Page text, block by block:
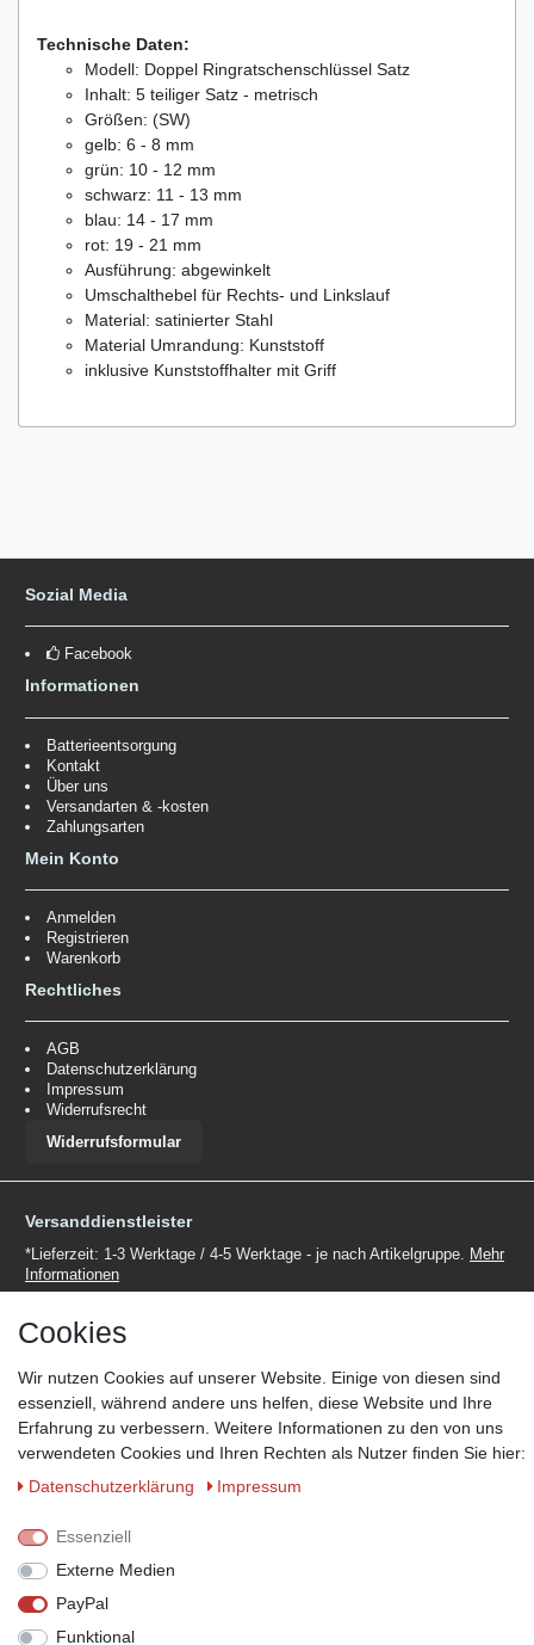
Technische Daten:
Modell: Doppel Ringratschenschlüssel Satz
Inhalt: 5 teiliger Satz - metrisch
Größen: (SW)
gelb: 6 - 8 mm
grün: 10 - 12 mm
schwarz: 11 - 13 mm
blau: 14 - 17 mm
rot: 19 - 21 mm
Ausführung: abgewinkelt
Umschalthebel für Rechts- und Linkslauf
Material: satinierter Stahl
Material Umrandung: Kunststoff
inklusive Kunststoffhalter mit Griff
Sozial Media
Facebook
Informationen
Batterieentsorgung
Kontakt
Über uns
Versandarten & -kosten
Zahlungsarten
Mein Konto
Anmelden
Registrieren
Warenkorb
Rechtliches
AGB
Datenschutzerklärung
Impressum
Widerrufsrecht
Widerrufsformular
Versanddienstleister
*Lieferzeit: 1-3 Werktage / 4-5 Werktage - je nach Artikelgruppe. Mehr
Informationen
Zahlungsmöglichkeiten
Wir behalten uns das Recht vor im Einzelfall bestimmte
Zahlungsarten auszuschließen.
© Copyright 2026 Marabella´s | Alle Rechte vorbehalten. | Grundpreise
siehe Artikeldetails.
Cookies
Wir nutzen Cookies auf unserer Website. Einige von diesen sind
essenziell, während andere uns helfen, diese Website und Ihre
Erfahrung zu verbessern. Weitere Informationen zu den von uns
verwendeten Cookies und Ihren Rechten als Nutzer finden Sie hier:
Daten­schutz­erklärung
Impressum
Essenziell
Externe Medien
PayPal
Funktional